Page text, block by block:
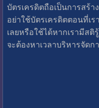
บัตรเครดิตถือเป็นการสร้า
อย่าใช้บัตรเครดิตตอนที่เ
เลยหรือใช้ได้หากเรามีสติ
จะต้องหาเวลาบริหารจัด